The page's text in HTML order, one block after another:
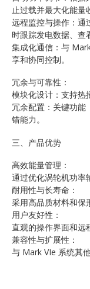
止过载并最大化能量
远程监控与操作：通
时跟踪发电数据、查
集成化通信：与
享和协同控制。
冗余与可靠性：
模块化设计：支持热
冗余配置：关键功能
错能力。
三、产品优势
高效能量管理：
通过优化涡轮机功率
耐用性与长寿命：
采用高品质材料和保
用户友好性：
直观的操作界面和远
兼容性与扩展性：
与 Mark VIe 系统其